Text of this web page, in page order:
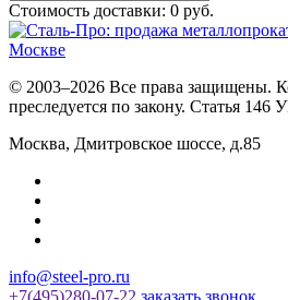
Стоимость доставки: 0 руб.
© 2003–2026 Все права защищены.
преследуется по закону. Статья 146
Москва, Дмитровское шоссе, д.85
info@steel-pro.ru